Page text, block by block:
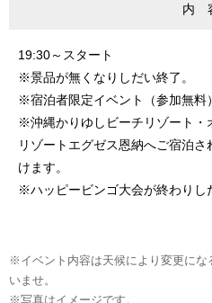
内
19:30～スタート
※景品が無くなりしだい終了。
※宿泊者限定イベント（参加無料）
※沖縄かりゆしビーチリゾート・
リゾートエグゼス恩納へご宿泊
けます。
※ハッピービンゴ大会が終わりし
※イベント内容は天候により変更にな
いませ。
※写真はイメージです。